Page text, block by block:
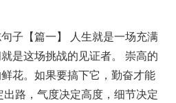
子【篇一】 人生就是一场充满
是这场挑战的见证者。 崇高的
花。如果要搞下它，勤奋才能
路，气度决定高度，细节决定